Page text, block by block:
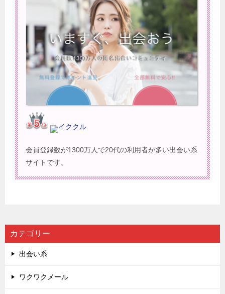
イククル
会員登録数が1300万人で20代の利用者が多い出会い系
サイトです。
カテゴリー
出会い系
ワクワクメール